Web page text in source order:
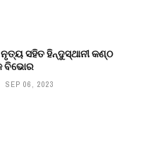
ସହିତ ହିନ୍ଦୁସ୍ଥାନୀ କଣ୍ଠ
ବିଭୋର
SEP 06, 2023